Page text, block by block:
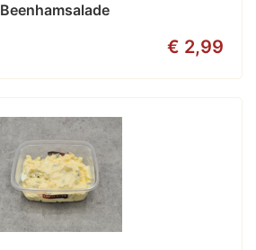
Beenhamsalade
€ 2,99